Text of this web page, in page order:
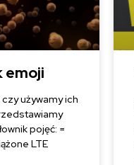
emoji
używamy ich
pojęć: =
LTE